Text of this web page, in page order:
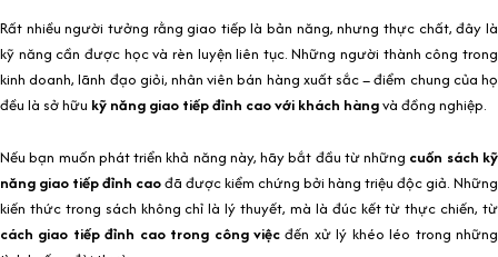
Rất nhiều người tưởng rằng giao tiếp là bản năng, nhưng thực chất, đây là
kỹ năng cần được học và rèn luyện liên tục. Những người thành công trong
kinh doanh, lãnh đạo giỏi, nhân viên bán hàng xuất sắc – điểm chung của họ
đều là sở hữu kỹ năng giao tiếp đỉnh cao với khách hàngvà đồng nghiệp.
Nếu bạn muốn phát triển khả năng này, hãy bắt đầu từ những cuốn sách kỹ
năng giao tiếp đỉnh caođã được kiểm chứng bởi hàng triệu độc giả. Những
kiến thức trong sách không chỉ là lý thuyết, mà là đúc kết từ thực chiến, từ
cách giao tiếp đỉnh cao trong công việc đến xử lý khéo léo trong những